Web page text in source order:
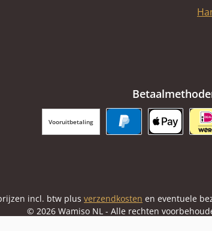
Vooruitbetaling
incl. btw plus verzendkosten en eventuele
© 2026 Wamiso NL - Alle rechten